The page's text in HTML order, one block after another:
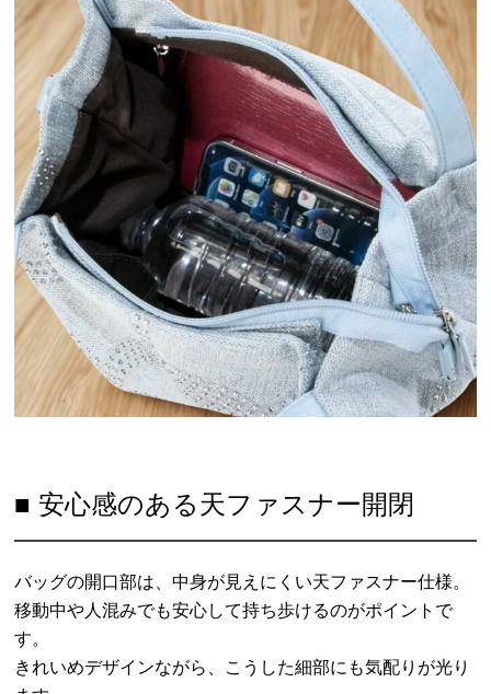
■ 安心感のある天ファスナー開閉
バッグの開口部は、中身が見えにくい天ファスナー仕様。
移動中や人混みでも安心して持ち歩けるのがポイントで
す。
きれいめデザインながら、こうした細部にも気配りが光り